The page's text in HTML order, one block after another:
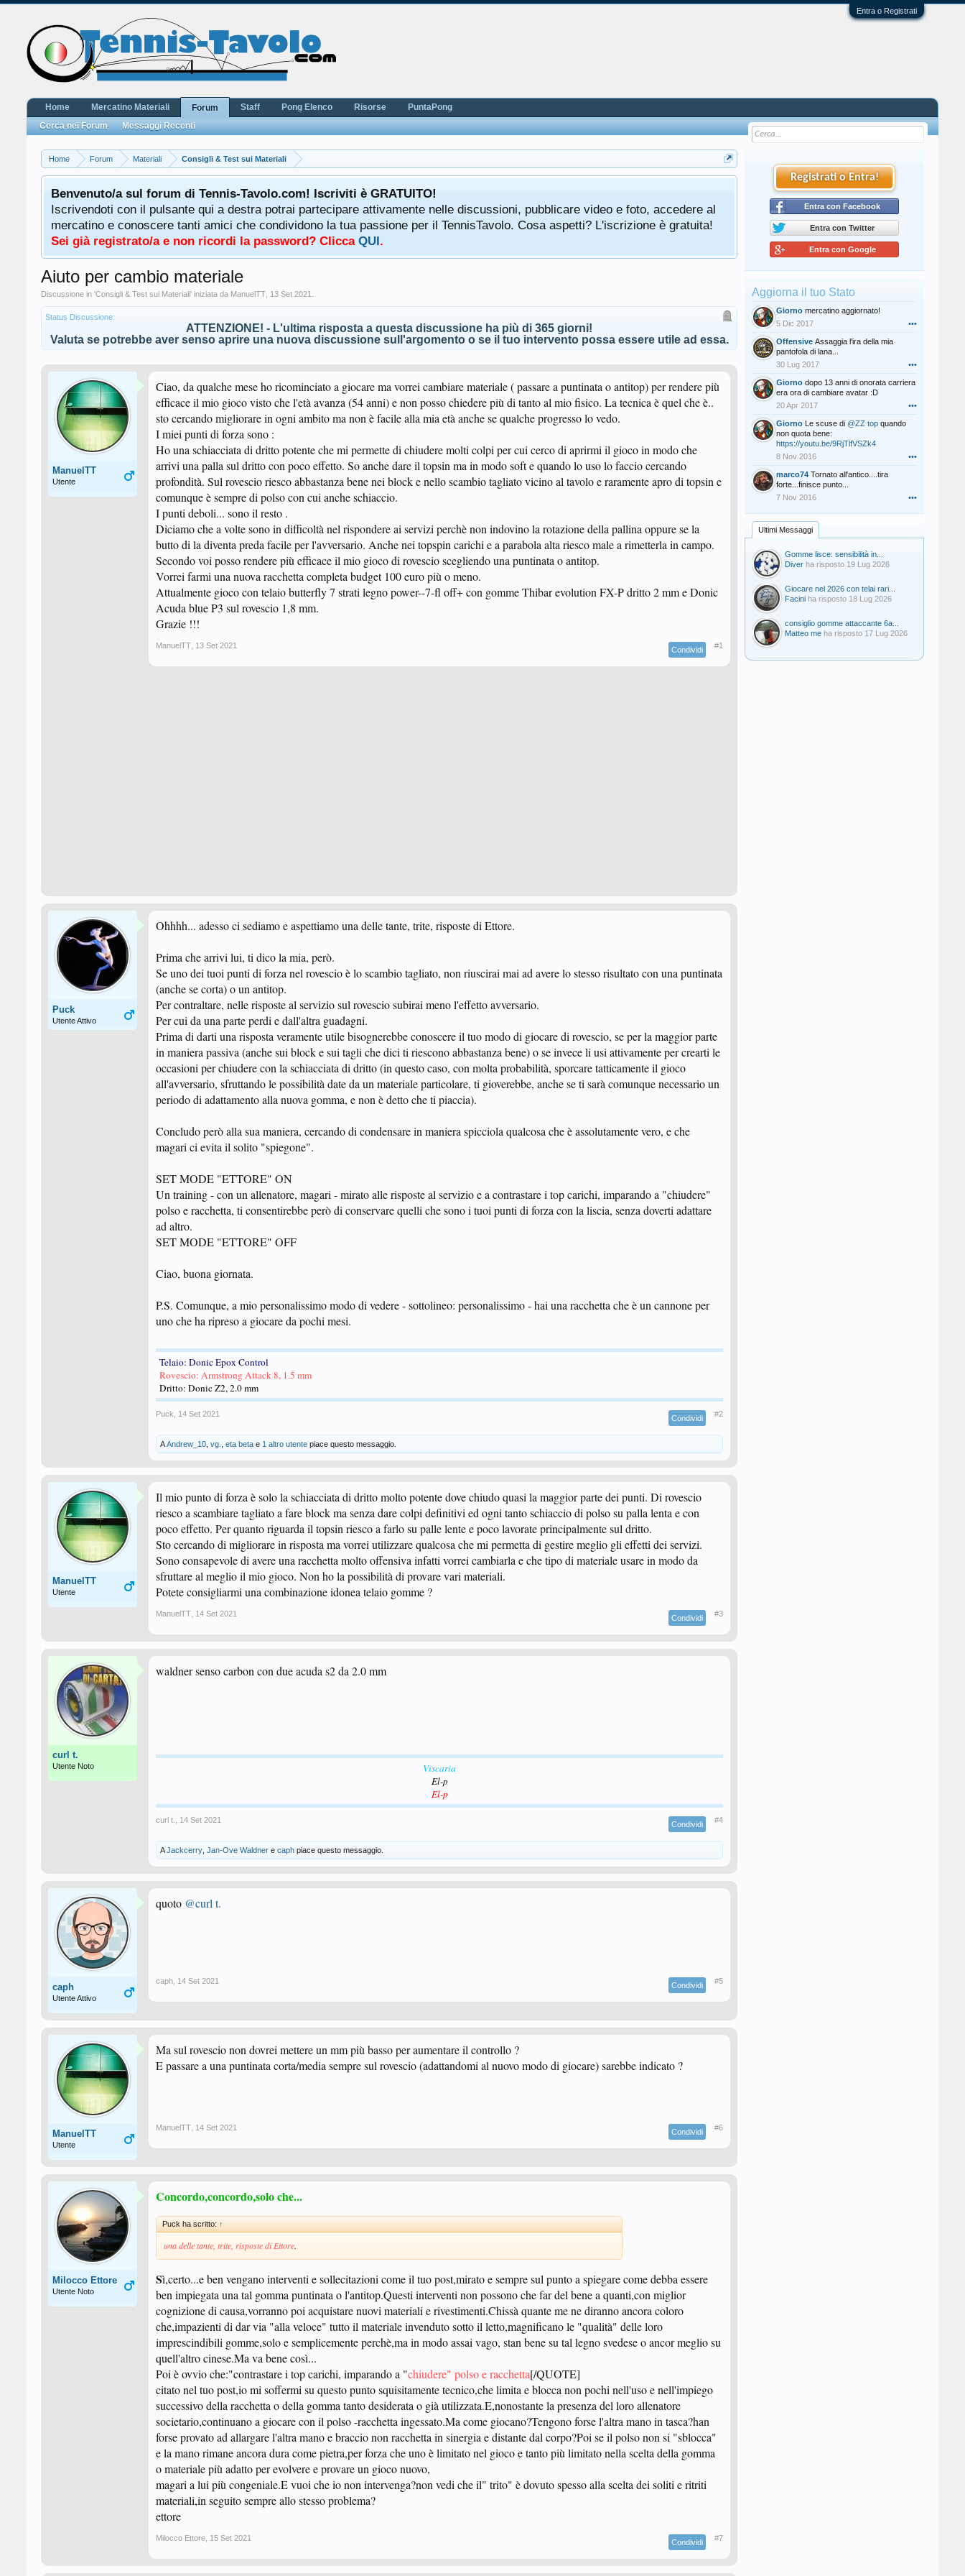
Entra o Registrati
Home Forum Materiali Consigli & Test sui Materiali
Benvenuto/a sul forum di Tennis-Tavolo.com! Iscriviti è GRATUITO!
Iscrivendoti con il pulsante qui a destra potrai partecipare attivamente nelle discussioni, pubblicare video e foto, accedere al
mercatino e conoscere tanti amici che condividono la tua passione per il TennisTavolo. Cosa aspetti? L'iscrizione è gratuita!
Sei già registrato/a e non ricordi la password? Clicca QUI.
Aiuto per cambio materiale
Discussione in 'Consigli & Test sui Materiali' iniziata da ManuelTT 13 Set 2021
Status Discussione:
ATTENZIONE! - L'ultima risposta a questa discussione ha più di 365 giorni!
Valuta se potrebbe aver senso aprire una nuova discussione sull'argomento o se il tuo intervento possa essere utile ad essa.
ManuelTT
Utente
Ciao, da qualche mese ho ricominciato a giocare ma vorrei cambiare materiale ( passare a puntinata o antitop) per rendere più
efficace il mio gioco visto che l'età avanza (54 anni) e non posso chiedere più di tanto al mio fisico. La tecnica è quel che è..
sto cercando migliorare in ogni ambito ma non è facile alla mia età anche se qualche progresso lo vedo.
I miei punti di forza sono :
Ho una schiacciata di dritto potente che mi permette di chiudere molti colpi per cui cerco di aprirmi il gioco in modo che
arrivi una palla sul dritto con poco effetto. So anche dare il topsin ma in modo soft e quando lo uso lo faccio cercando
profondità. Sul rovescio riesco abbastanza bene nei block e nello scambio tagliato vicino al tavolo e raramente apro di topsin e
comunque è sempre di polso con cui anche schiaccio.
I punti deboli... sono il resto .
Diciamo che a volte sono in difficoltà nel rispondere ai servizi perchè non indovino la rotazione della pallina oppure se la
butto di la diventa preda facile per l'avversario. Anche nei topspin carichi e a parabola alta riesco male a rimetterla in campo.
Secondo voi posso rendere più efficace il mio gioco di rovescio scegliendo una puntinata o antitop.
Vorrei farmi una nuova racchetta completa budget 100 euro più o meno.
Attualmente gioco con telaio butterfly 7 strati legno power--7-fl off+ con gomme Thibar evolution FX-P dritto 2 mm e Donic
Acuda blue P3 sul rovescio 1,8 mm.
Grazie !!!
ManuelTT 13 Set 2021 Condividi #1
Puck
Utente Attivo
Ohhhh... adesso ci sediamo e aspettiamo una delle tante, trite, risposte di Ettore.
Prima che arrivi lui, ti dico la mia, però.
Se uno dei tuoi punti di forza nel rovescio è lo scambio tagliato, non riuscirai mai ad avere lo stesso risultato con una puntinata
(anche se corta) o un antitop.
Per contraltare, nelle risposte al servizio sul rovescio subirai meno l'effetto avversario.
Per cui da una parte perdi e dall'altra guadagni.
Prima di darti una risposta veramente utile bisognerebbe conoscere il tuo modo di giocare di rovescio, se per la maggior parte
in maniera passiva (anche sui block e sui tagli che dici ti riescono abbastanza bene) o se invece li usi attivamente per crearti le
occasioni per chiudere con la schiacciata di dritto (in questo caso, con molta probabilità, sporcare tatticamente il gioco
all'avversario, sfruttando le possibilità date da un materiale particolare, ti gioverebbe, anche se ti sarà comunque necessario un
periodo di adattamento alla nuova gomma, e non è detto che ti piaccia).
Concludo però alla sua maniera, cercando di condensare in maniera spicciola qualcosa che è assolutamente vero, e che
magari ci evita il solito "spiegone".
SET MODE "ETTORE" ON
Un training - con un allenatore, magari - mirato alle risposte al servizio e a contrastare i top carichi, imparando a "chiudere"
polso e racchetta, ti consentirebbe però di conservare quelli che sono i tuoi punti di forza con la liscia, senza doverti adattare
ad altro.
SET MODE "ETTORE" OFF
Ciao, buona giornata.
P.S. Comunque, a mio personalissimo modo di vedere - sottolineo: personalissimo - hai una racchetta che è un cannone per
uno che ha ripreso a giocare da pochi mesi.
Telaio: Donic Epox Control
Rovescio: Armstrong Attack 8, 1.5 mm
Dritto: Donic Z2, 2.0 mm
Puck 14 Set 2021 Condividi #2
AAndrew_10 vg. eta beta e 1 altro utente piace questo messaggio.
ManuelTT
Utente
Il mio punto di forza è solo la schiacciata di dritto molto potente dove chiudo quasi la maggior parte dei punti. Di rovescio
riesco a scambiare tagliato a fare block ma senza dare colpi definitivi ed ogni tanto schiaccio di polso su palla lenta e con
poco effetto. Per quanto riguarda il topsin riesco a farlo su palle lente e poco lavorate principalmente sul dritto.
Sto cercando di migliorare in risposta ma vorrei utilizzare qualcosa che mi permetta di gestire meglio gli effetti dei servizi.
Sono consapevole di avere una racchetta molto offensiva infatti vorrei cambiarla e che tipo di materiale usare in modo da
sfruttare al meglio il mio gioco. Non ho la possibilità di provare vari materiali.
Potete consigliarmi una combinazione idonea telaio gomme ?
ManuelTT 14 Set 2021 Condividi #3
curl t.
Utente Noto
waldner senso carbon con due acuda s2 da 2.0 mm
Viscaria
El-p
El-p
curl t. 14 Set 2021 Condividi #4
AJackcerry Jan-Ove Waldner e caph piace questo messaggio.
caph
Utente Attivo
quoto @curl t.
caph 14 Set 2021 Condividi #5
ManuelTT
Utente
Ma sul rovescio non dovrei mettere un mm più basso per aumentare il controllo ?
E passare a una puntinata corta/media sempre sul rovescio (adattandomi al nuovo modo di giocare) sarebbe indicato ?
ManuelTT 14 Set 2021 Condividi #6
Milocco Ettore
Utente Noto
Concordo,concordo,solo che...
Puck ha scritto: ↑
una delle tante, trite, risposte di Ettore.
Sì,certo...e ben vengano interventi e sollecitazioni come il tuo post,mirato e sempre sul punto a spiegare come debba essere
ben impiegata una tal gomma puntinata o l'antitop.Questi interventi non possono che far del bene a quanti,con miglior
cognizione di causa,vorranno poi acquistare nuovi materiali e rivestimenti.Chissà quante me ne diranno ancora coloro
che,impazienti di dar via "alla veloce" tutto il materiale invenduto sotto il letto,magnificano le "qualità" delle loro
imprescindibili gomme,solo e semplicemente perchè,ma in modo assai vago, stan bene su tal legno svedese o ancor meglio su
quell'altro cinese.Ma va bene così...
Poi è ovvio che:"contrastare i top carichi, imparando a "chiudere" polso e racchetta[/QUOTE]
citato nel tuo post,io mi soffermi su questo punto squisitamente tecnico,che limita e blocca non pochi nell'uso e nell'impiego
successivo della racchetta o della gomma tanto desiderata o già utilizzata.E,nonostante la presenza del loro allenatore
societario,continuano a giocare con il polso -racchetta ingessato.Ma come giocano?Tengono forse l'altra mano in tasca?han
forse provato ad allargare l'altra mano e braccio non racchetta in sinergia e distante dal corpo?Poi se il polso non si "sblocca"
e la mano rimane ancora dura come pietra,per forza che uno è limitato nel gioco e tanto più limitato nella scelta della gomma
o materiale più adatto per evolvere e provare un gioco nuovo,
magari a lui più congeniale.E vuoi che io non intervenga?non vedi che il" trito" è dovuto spesso alla scelta dei soliti e ritriti
materiali,in seguito sempre allo stesso problema?
ettore
Milocco Ettore 15 Set 2021 Condividi #7
Registrati o Entra!
Entra con Facebook
Entra con Twitter
Entra con Google
Aggiorna il tuo Stato
Giorno mercatino aggiornato!
5 Dic 2017
•••
Offensive Assaggia l'ira della mia
pantofola di lana...
30 Lug 2017
•••
Giorno dopo 13 anni di onorata carriera
era ora di cambiare avatar :D
20 Apr 2017
•••
Giorno Le scuse di @ZZ top quando
non quota bene:
https://youtu.be/9RjTlfVSZk4
8 Nov 2016
•••
marco74 Tornato all'antico....tira
forte...finisce punto...
7 Nov 2016
•••
Ultimi Messaggi
Gomme lisce: sensibilità in...
Diver ha risposto 19 Lug 2026
Giocare nel 2026 con telai rari...
Facini ha risposto 18 Lug 2026
consiglio gomme attaccante 6a...
Matteo me ha risposto 17 Lug 2026
Home Mercatino Materiali
Forum
Cerca nei Forum
Messaggi Recenti
Staff Pong Elenco Risorse PuntaPong